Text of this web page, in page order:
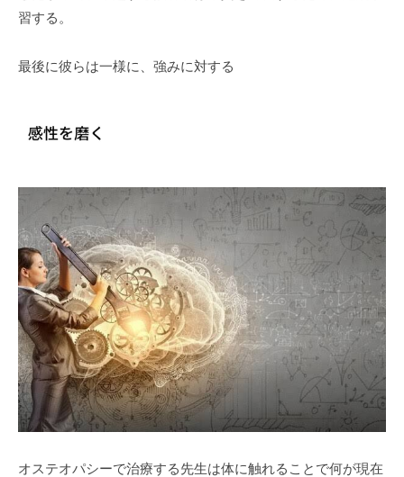
習する。
最後に彼らは一様に、強みに対する
オステオパシーで治療する先生は体に触れることで何が現在